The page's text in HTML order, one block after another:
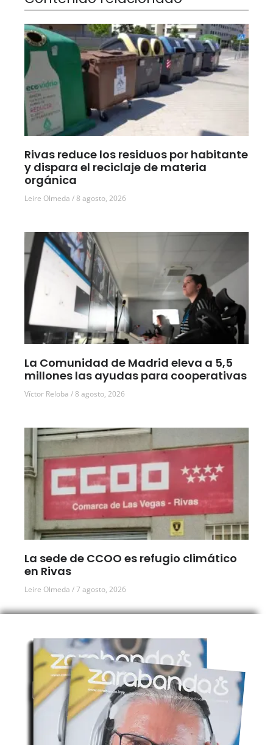
Rivas reduce los residuos por habitante
y dispara el reciclaje de materia
orgánica
Leire Olmeda 8 agosto, 2026
La Comunidad de Madrid eleva a 5,5
millones las ayudas para cooperativas
Víctor Reloba 8 agosto, 2026
La sede de CCOO es refugio climático
en Rivas
Leire Olmeda 7 agosto, 2026